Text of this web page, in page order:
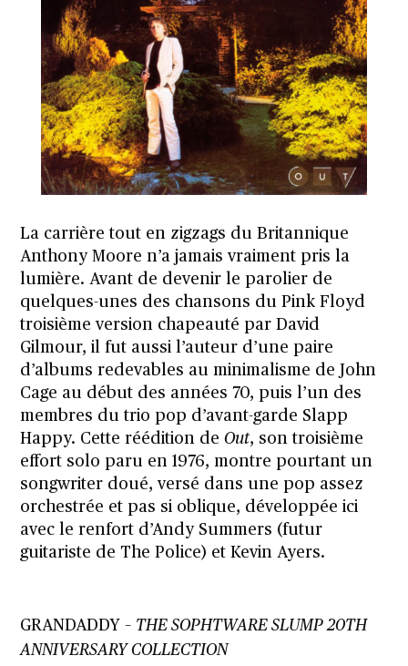
La carrière tout en zigzags du Britannique
Anthony Moore n’a jamais vraiment pris la
lumière. Avant de devenir le parolier de
quelques-unes des chansons du Pink Floyd
troisième version chapeauté par David
Gilmour, il fut aussi l’auteur d’une paire
d’albums redevables au minimalisme de John
Cage au début des années 70, puis l’un des
membres du trio pop d’avant-garde Slapp
Happy. Cette réédition deOut, son troisième
effort solo paru en 1976, montre pourtant un
songwriter doué, versé dans une pop assez
orchestrée et pas si oblique, développée ici
avec le renfort d’Andy Summers (futur
guitariste de The Police) et Kevin Ayers.
GRANDADDY – THE SOPHTWARE SLUMP 20TH
ANNIVERSARY COLLECTION